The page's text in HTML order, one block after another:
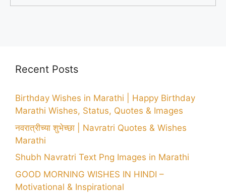
Recent Posts
Birthday Wishes in Marathi | Happy Birthday
Marathi Wishes, Status, Quotes & Images
नवरात्रीच्या शुभेच्छा | Navratri Quotes & Wishes
Marathi
Shubh Navratri Text Png Images in Marathi
GOOD MORNING WISHES IN HINDI –
Motivational & Inspirational